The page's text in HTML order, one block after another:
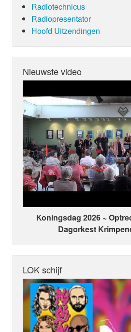
Radiotechnicus
Radiopresentator
Hoofd Uitzendingen
Nieuwste video
Koningsdag 2026 ~
Dagorkest
LOK schijf